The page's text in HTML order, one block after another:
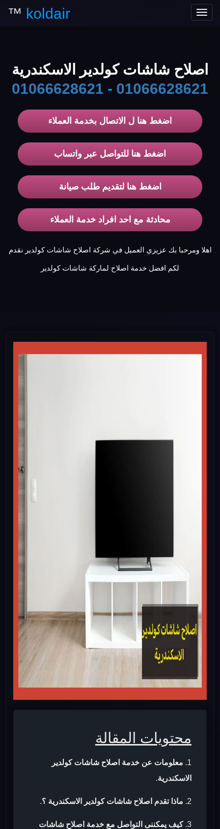
Toggle
koldair
™
اصلاح شاشات كولدير الاسكندرية
01066628621
-
01066628621
اضغط هنا ل الاتصال بخدمة العملاء
اضغط هنا للتواصل عبر واتساب
اضغط هنا لتقديم طلب صيانة
محادثة مع احد افراد خدمة العملاء
اهلا ومرحبا بك عزيزي العميل في شركة اصلاح شاشات كولدير نقدم
لكم افضل خدمة اصلاح لماركة شاشات كولدير
محتويات المقالة
معلومات عن خدمة اصلاح شاشات كولدير
الاسكندرية.
ماذا تقدم اصلاح شاشات كولدير الاسكندرية ؟.
كيف يمكننى التواصل مع خدمة اصلاح شاشات